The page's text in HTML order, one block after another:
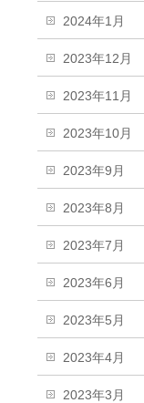
2024年1月
2023年12月
2023年11月
2023年10月
2023年9月
2023年8月
2023年7月
2023年6月
2023年5月
2023年4月
2023年3月